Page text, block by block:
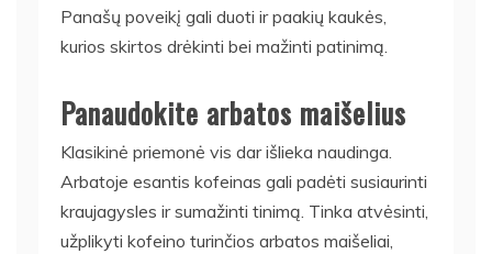
Panašų poveikį gali duoti ir paakių kaukės,
kurios skirtos drėkinti bei mažinti patinimą.
Panaudokite arbatos maišelius
Klasikinė priemonė vis dar išlieka naudinga.
Arbatoje esantis kofeinas gali padėti susiaurinti
kraujagysles ir sumažinti tinimą. Tinka atvėsinti,
užplikyti kofeino turinčios arbatos maišeliai,